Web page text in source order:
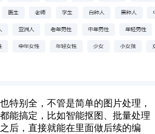
特别全，不管是简单的图片处理，
能搞定，比如智能抠图、批量处理
后，直接就能在里面做后续的编